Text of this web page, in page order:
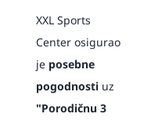
XXL Sports
Center osigurao
je posebne
pogodnostiuz
"Porodičnu 3